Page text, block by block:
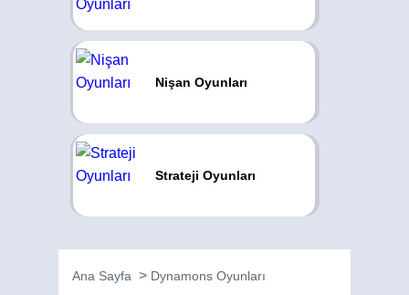
Nişan Oyunları
Strateji Oyunları
Ana Sayfa Dynamons Oyunları